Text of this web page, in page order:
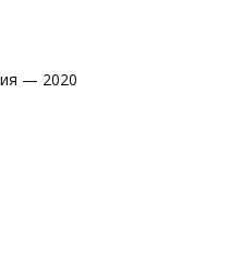
— 2020